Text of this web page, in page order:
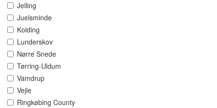
Jelling
Juelsminde
Kolding
Lunderskov
Nørre Snede
Tørring-Uldum
Vamdrup
Vejle
Ringkøbing County